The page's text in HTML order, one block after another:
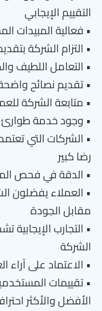
التقييم الإيجابي
• فعالية المبيدات
• التزام الشركة
• التعامل اللطيف
• تقديم نصائح
• متابعة الشركة
• وجود خدمة طوارئ
• الشركات التي
رضا كبير
• الدقة في فحص
• العملاء يفضلون
مقابل الجودة
• التجارب
الشركة
• الاعتماد على آراء
• تقييمات
الأفضل والأكثر